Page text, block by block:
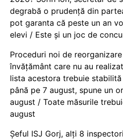
degrabă o prudență din
pot garanta că peste un an
elevi / Este și un joc de
Proceduri noi de
învățământ care nu au
lista acestora trebuie
până pe 7 august, spune un
august / Toate măsurile
august
Șeful ISJ Gorj, alți 8